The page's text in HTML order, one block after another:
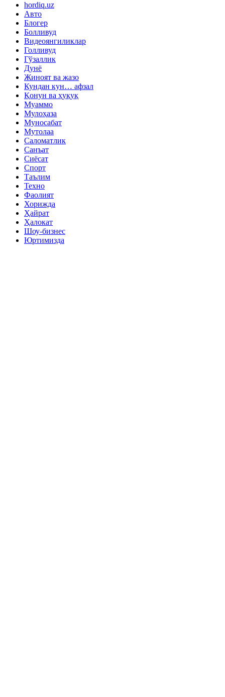
hordiq.uz
Авто
Блогер
Болливуд
Видеоянгиликлар
Голливуд
Гўзаллик
Дунё
Жиноят ва жазо
Кундан кун… афзал
Қонун ва ҳуқуқ
Муаммо
Мулоҳаза
Муносабат
Мутолаа
Саломатлик
Санъат
Сиёсат
Спорт
Таълим
Техно
Фаолият
Хорижда
Ҳайрат
Ҳалокат
Шоу-бизнес
Юртимизда